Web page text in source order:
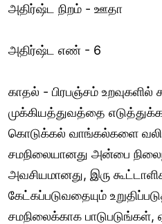
அதிர்ஷ்ட நிறம் - ஊதா
அதிர்ஷ்ட எண் - 6
காதல் - பிரபஞ்சம் உறவுகளில்
முக்கியத்துவத்தை
கொடுக்கல் வாங்கல்களை
சமநிலையானது அன்பை
அவசியமானது, இரு
கேட்கப்படுவதையும்
சமநிலைக்காக